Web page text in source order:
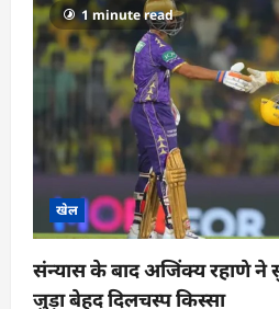
a
t
o
n
1 minute read
खेल
संन्यास के बाद अजिंक्‍य रहाणे ने
जुड़ा बेहद दिलचस्प किस्सा